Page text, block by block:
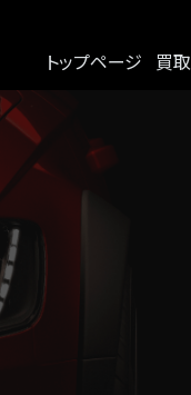
トップページ 買取